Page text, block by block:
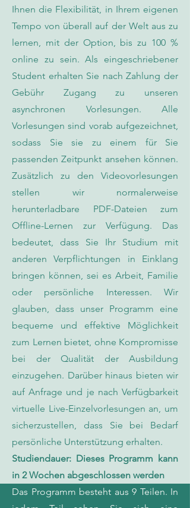
Ihnen die Flexibilität, in Ihrem eigenen
Tempo von überall auf der Welt aus zu
lernen, mit der Option, bis zu 100 %
online zu sein. Als eingeschriebener
Student erhalten Sie nach Zahlung der
Gebühr Zugang zu unseren
asynchronen Vorlesungen. Alle
Vorlesungen sind vorab aufgezeichnet,
sodass Sie sie zu einem für Sie
passenden Zeitpunkt ansehen können.
Zusätzlich zu den Videovorlesungen
stellen wir normalerweise
herunterladbare PDF-Dateien zum
Offline-Lernen zur Verfügung. Das
bedeutet, dass Sie Ihr Studium mit
anderen Verpflichtungen in Einklang
bringen können, sei es Arbeit, Familie
oder persönliche Interessen. Wir
glauben, dass unser Programm eine
bequeme und effektive Möglichkeit
zum Lernen bietet, ohne Kompromisse
bei der Qualität der Ausbildung
einzugehen. Darüber hinaus bieten wir
auf Anfrage und je nach Verfügbarkeit
virtuelle Live-Einzelvorlesungen an, um
sicherzustellen, dass Sie bei Bedarf
persönliche Unterstützung erhalten.
Studiendauer: Dieses Programm kann
in 2 Wochen abgeschlossen werden
Das Programm besteht aus 9 Teilen. In